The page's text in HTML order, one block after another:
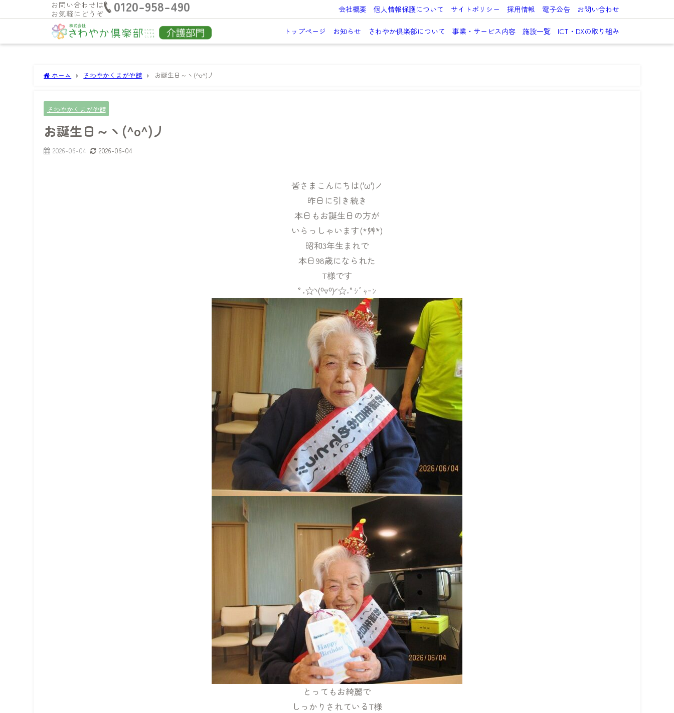
お問い合わせは
お気軽にどうぞ
0120-958-490 会社概要 個人情報保護について サイトポリシー 採用情報 電子公告 お問い合わせ
トップページ お知らせ さわやか倶楽部について 事業・サービス内容 施設一覧 ICT・DXの取り組み
ホーム さわやかくまがや館 お誕生日～ヽ(^o^)丿
さわやかくまがや館
お誕生日～ヽ(^o^)丿
2026-06-04 2026-06-04
皆さまこんにちは('ω')ノ
昨日に引き続き
本日もお誕生日の方が
いらっしゃいます(*´艸`*)
昭和3年生まれで
本日98歳になられた
T様です
°˖☆◝(⁰▿⁰)◜☆˖°ｼﾞｬｰﾝ
とってもお綺麗で
しっかりされているT様